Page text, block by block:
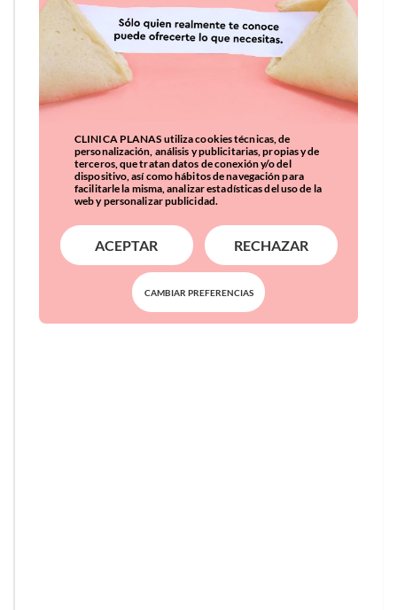
CLINICA PLANAS utiliza cookies técnicas, de
personalización, análisis y publicitarias, propias y de
terceros, que tratan datos de conexión y/o del
dispositivo, así como hábitos de navegación para
facilitarle la misma, analizar estadísticas del uso de la
web y personalizar publicidad.
ACEPTAR RECHAZAR
CAMBIAR PREFERENCIAS